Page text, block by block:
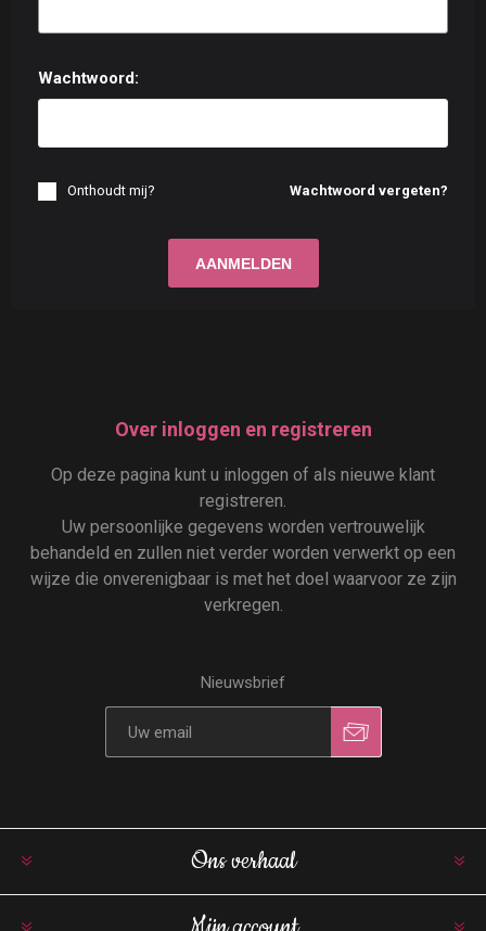
Wachtwoord:
Wachtwoord vergeten?
Onthoudt mij?
Over inloggen en registreren
Op deze pagina kunt u inloggen of als nieuwe klant
registreren.
Uw persoonlijke gegevens worden vertrouwelijk
behandeld en zullen niet verder worden verwerkt op een
wijze die onverenigbaar is met het doel waarvoor ze zijn
verkregen.
Nieuwsbrief
Ons verhaal